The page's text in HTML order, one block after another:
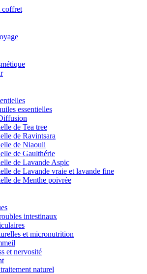
coffret
essentielles
de Tea tree
de Ravintsara
de Niaouli
de Gaulthérie
de Lavande Aspic
de Lavande vraie et lavande fine
de Menthe poivrée
intestinaux
et micronutrition
et nervosité
naturel